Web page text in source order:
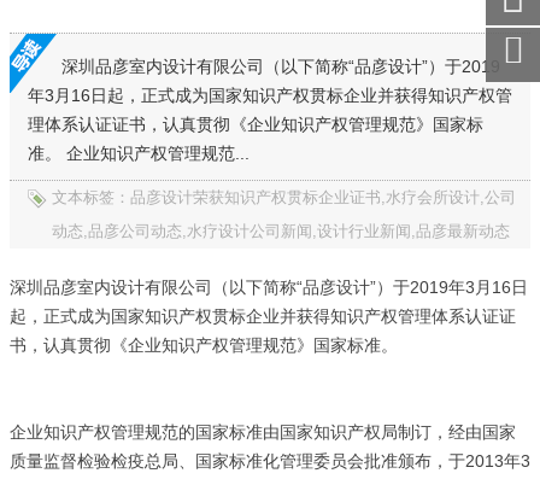
深圳品彦室内设计有限公司（以下简称“品彦设计”）于2019
年3月16日起，正式成为国家知识产权贯标企业并获得知识产权管
理体系认证证书，认真贯彻《企业知识产权管理规范》国家标
准。 企业知识产权管理规范...
文本标签：品彦设计荣获知识产权贯标企业证书,水疗会所设计,公司
动态,品彦公司动态,水疗设计公司新闻,设计行业新闻,品彦最新动态
深圳品彦室内设计有限公司（以下简称“品彦设计”）于2019年3月16日
起，正式成为国家知识产权贯标企业并获得知识产权管理体系认证证
书，认真贯彻《企业知识产权管理规范》国家标准。
企业知识产权管理规范的国家标准由国家知识产权局制订，经由国家
质量监督检验检疫总局、国家标准化管理委员会批准颁布，于2013年3
手机
访问
服务